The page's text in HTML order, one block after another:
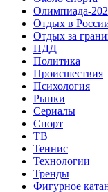
Олимпиада-
Отдых в
Отдых за
ПДД
Политика
Происшествия
Психология
Рынки
Сериалы
Спорт
ТВ
Теннис
Технологии
Тренды
Фигурное